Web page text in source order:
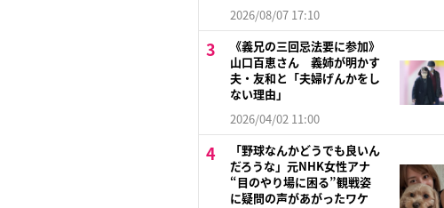
2026/08/07 17:10
《義兄の三回忌法要に参加》
山口百恵さん 義姉が明かす
夫・友和と「夫婦げんかをし
ない理由」
2026/04/02 11:00
「野球なんかどうでも良いん
だろうな」元NHK女性アナ
“目のやり場に困る”観戦姿
に疑問の声があがったワケ